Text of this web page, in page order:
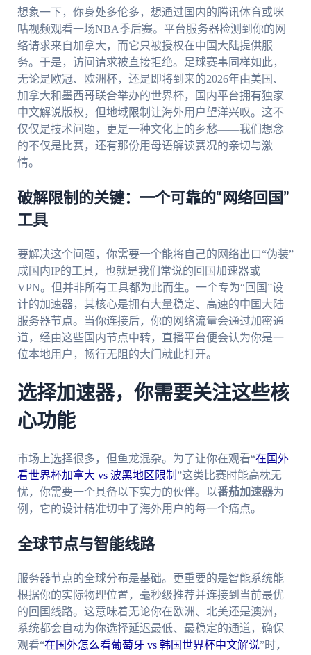
想象一下，你身处多伦多，想通过国内的腾讯体育或咪
咕视频观看一场NBA季后赛。平台服务器检测到你的网
络请求来自加拿大，而它只被授权在中国大陆提供服
务。于是，访问请求被直接拒绝。足球赛事同样如此，
无论是欧冠、欧洲杯，还是即将到来的2026年由美国、
加拿大和墨西哥联合举办的世界杯，国内平台拥有独家
中文解说版权，但地域限制让海外用户望洋兴叹。这不
仅仅是技术问题，更是一种文化上的乡愁——我们想念
的不仅是比赛，还有那份用母语解读赛况的亲切与激
情。
破解限制的关键：一个可靠的“网络回国”
工具
要解决这个问题，你需要一个能将自己的网络出口“伪装”
成国内IP的工具，也就是我们常说的回国加速器或
VPN。但并非所有工具都为此而生。一个专为“回国”设
计的加速器，其核心是拥有大量稳定、高速的中国大陆
服务器节点。当你连接后，你的网络流量会通过加密通
道，经由这些国内节点中转，直播平台便会认为你是一
位本地用户，畅行无阻的大门就此打开。
选择加速器，你需要关注这些核
心功能
市场上选择很多，但鱼龙混杂。为了让你在观看“在国外
看世界杯加拿大 vs 波黑地区限制 ”这类比赛时能高枕无
忧，你需要一个具备以下实力的伙伴。以番茄加速器为
例，它的设计精准切中了海外用户的每一个痛点。
全球节点与智能线路
服务器节点的全球分布是基础。更重要的是智能系统能
根据你的实际物理位置，毫秒级推荐并连接到当前最优
的回国线路。这意味着无论你在欧洲、北美还是澳洲，
系统都会自动为你选择延迟最低、最稳定的通道，确保
观看“在国外怎么看葡萄牙 vs 韩国世界杯中文解说”时，